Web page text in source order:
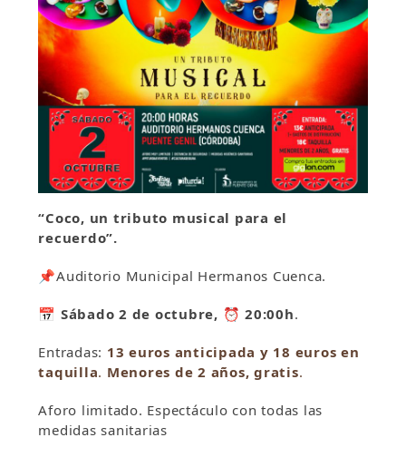
“Coco, un tributo musical para el
recuerdo”.
📌Auditorio Municipal Hermanos Cuenca.
📅 Sábado 2 de octubre, ⏰ 20:00h.
Entradas: 13 euros anticipada y 18 euros en
taquilla. Menores de 2 años, gratis.
Aforo limitado. Espectáculo con todas las
medidas sanitarias